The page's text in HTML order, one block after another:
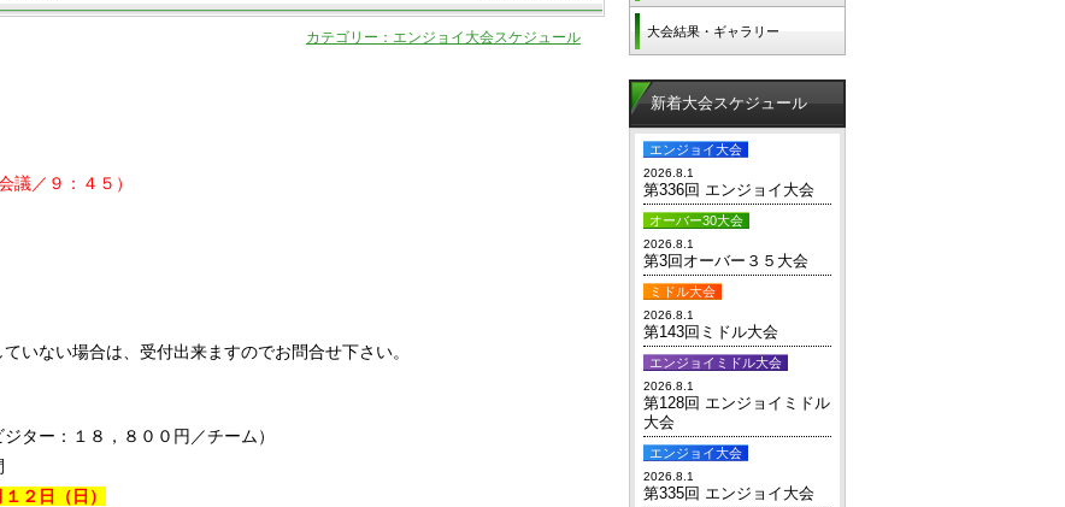
カテゴリー：エンジョイ大会スケジュール
議／９：４５）
いない場合は、受付出来ますのでお問合せ下さい。
ター：１８，８００円／チーム）
１２日 （日）
大会結果・ギャラリー
新着大会スケジュール
エンジョイ大会
2026.8.1
第336回 エンジョイ大会
オーバー30大会
2026.8.1
第3回オーバー３５大会
ミドル大会
2026.8.1
第143回ミドル大会
エンジョイミドル大会
2026.8.1
第128回 エンジョイミドル
大会
エンジョイ大会
2026.8.1
第335回 エンジョイ大会